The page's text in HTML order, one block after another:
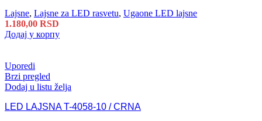
Lajsne, Lajsne za LED rasvetu, Ugaone LED lajsne
1.180,00 RSD
Додај у корпу
Uporedi
Brzi pregled
Dodaj u listu želja
LED LAJSNA T-4058-10 / CRNA